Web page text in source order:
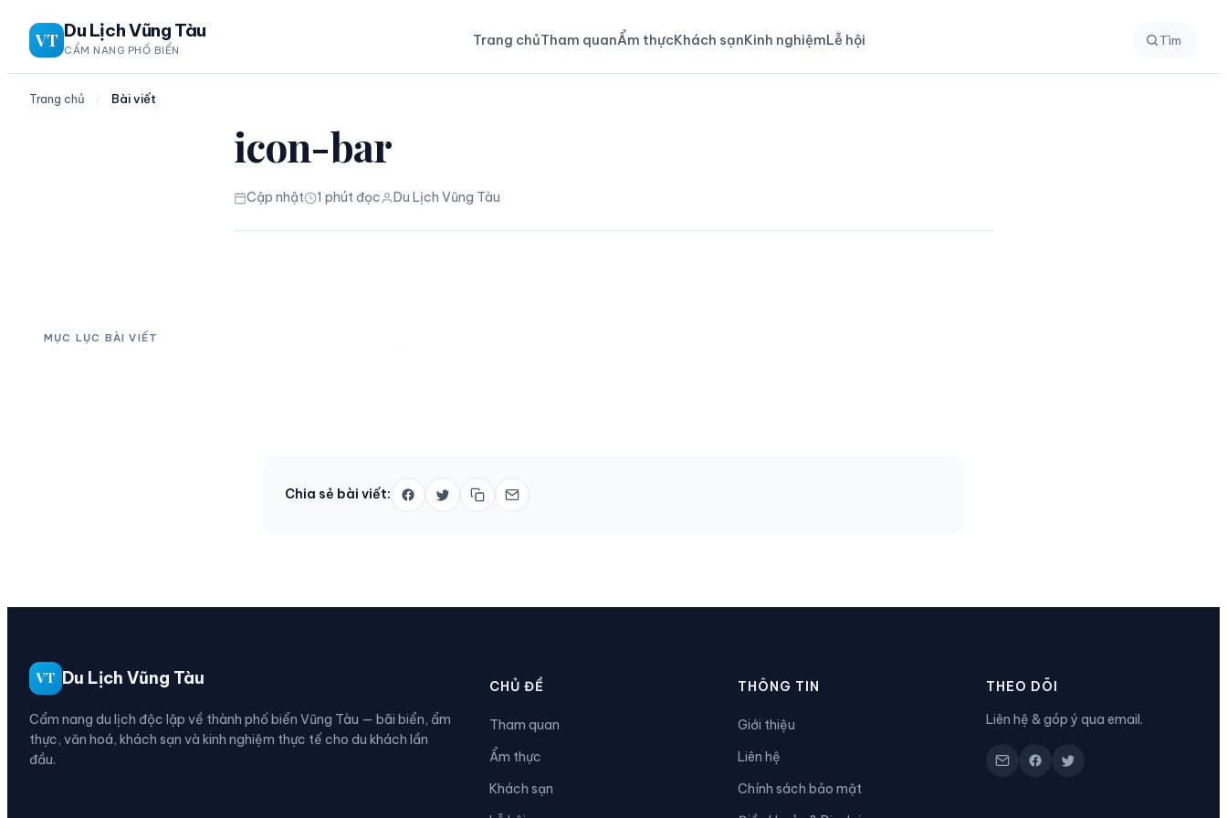
Chuyển
đến
phần
VT Du Lịch Vũng Tàu
CẨM NANG PHỐ BIỂN
Trang chủTham quanẨm thựcKhách sạnKinh nghiệmLễ hội Tìm
Trang chủ / Bài viết
icon-bar
Cập nhật 1 phút đọc Du Lịch Vũng Tàu
MỤC LỤC BÀI VIẾT
Chia sẻ bài viết:
VT Du Lịch Vũng Tàu
Cẩm nang du lịch độc lập về thành phố biển Vũng Tàu — bãi biển, ẩm
thực, văn hoá, khách sạn và kinh nghiệm thực tế cho du khách lần
đầu.
CHỦ ĐỀ
Tham quan
Ẩm thực
Khách sạn
THÔNG TIN
Giới thiệu
Liên hệ
Chính sách bảo mật
THEO DÕI
Liên hệ & góp ý qua email.